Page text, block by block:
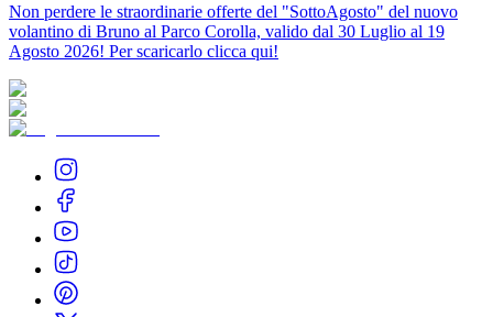
Non perdere le straordinarie offerte del "SottoAgosto" del nuovo
volantino di Bruno al Parco Corolla, valido dal 30 Luglio al 19
Agosto 2026! Per scaricarlo clicca qui!